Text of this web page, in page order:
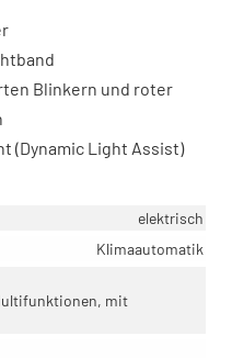
Blinkern und roter
(Dynamic Light Assist)
elektrisch
Klimaautomatik
mit